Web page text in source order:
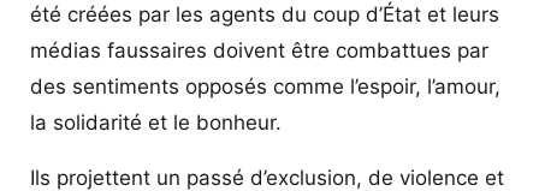
été créées par les agents du coup d’État et leurs
médias faussaires doivent être combattues par
des sentiments opposés comme l’espoir, l’amour,
la solidarité et le bonheur.
Ils projettent un passé d’exclusion, de violence et